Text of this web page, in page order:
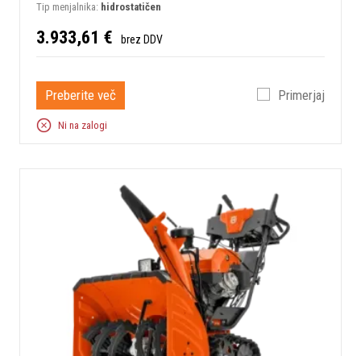
Tip menjalnika: hidrostatičen
3.933,61 € brez DDV
Preberite več Primerjaj
Ni na zalogi